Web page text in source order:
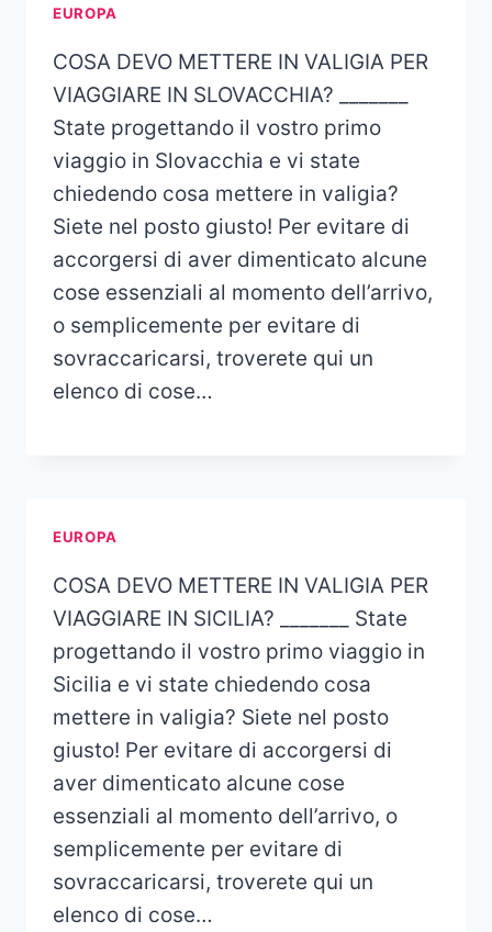
EUROPA
COSA DEVO METTERE IN VALIGIA PER
VIAGGIARE IN SLOVACCHIA? _______
State progettando il vostro primo
viaggio in Slovacchia e vi state
chiedendo cosa mettere in valigia?
Siete nel posto giusto! Per evitare di
accorgersi di aver dimenticato alcune
cose essenziali al momento dell’arrivo,
o semplicemente per evitare di
sovraccaricarsi, troverete qui un
elenco di cose…
EUROPA
COSA DEVO METTERE IN VALIGIA PER
VIAGGIARE IN SICILIA? _______ State
progettando il vostro primo viaggio in
Sicilia e vi state chiedendo cosa
mettere in valigia? Siete nel posto
giusto! Per evitare di accorgersi di
aver dimenticato alcune cose
essenziali al momento dell’arrivo, o
semplicemente per evitare di
sovraccaricarsi, troverete qui un
elenco di cose…